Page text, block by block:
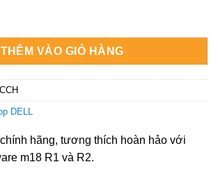
Dell Alienware m18 R1, R2 - Nâng Cấp Âm
THÊM VÀO GIỎ HÀNG
DELL
hãng, tương thích hoàn hảo với
m18 R1 và R2.